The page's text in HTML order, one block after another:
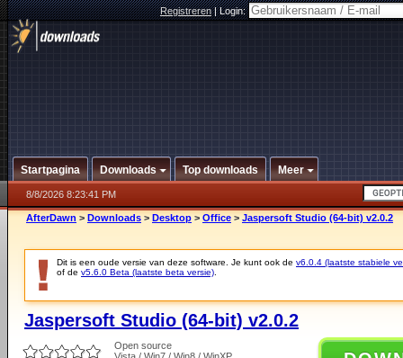
Registreren|Login:
Startpagina Downloads Top downloads Meer
8/8/2026 8:23:41 PM
AfterDawn > Downloads > Desktop > Office > Jaspersoft Studio (64-bit) v2.0.2
Dit is een oude versie van deze software. Je kunt ook de v6.0.4 (laatste stabiele
of de v5.6.0 Beta (laatste beta versie)
Jaspersoft Studio (64-bit) v2.0.2
Open source